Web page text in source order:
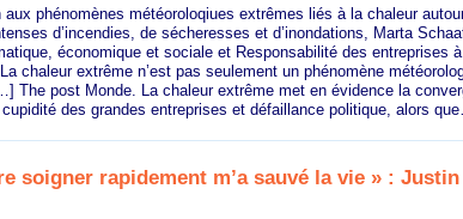
aux phénomènes météoroloqiues extrêmes liés à la chaleur
d’incendies, de sécheresses et d’inondations, Marta
économique et sociale et Responsabilité des entreprises
chaleur extrême n’est pas seulement un phénomène
The post Monde. La chaleur extrême met en évidence la
des grandes entreprises et défaillance politique, alors
soigner rapidement m’a sauvé la vie » :